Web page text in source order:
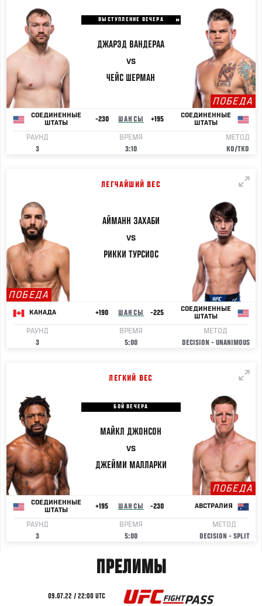
ВЫСТУПЛЕНИЕ ВЕЧЕРА
ДЖАРЭД ВАНДЕРАА
VS
ЧЕЙС ШЕРМАН
ПОБЕДА
СОЕДИНЕННЫЕ
ШТАТЫ
-230 ШАНСЫ +195
СОЕДИНЕННЫЕ
ШТАТЫ
РАУНД
3
ВРЕМЯ
3:10
МЕТОД
KO/TKO
ЛЕГЧАЙШИЙ ВЕС
ПОБЕДА
АЙМАНН ЗАХАБИ
VS
РИККИ ТУРСИОС
КАНАДА +190 ШАНСЫ -225
СОЕДИНЕННЫЕ
ШТАТЫ
РАУНД
3
ВРЕМЯ
5:00
МЕТОД
DECISION - UNANIMOUS
ЛЕГКИЙ ВЕС
БОЙ ВЕЧЕРА
МАЙКЛ ДЖОНСОН
VS
ДЖЕЙМИ МАЛЛАРКИ
ПОБЕДА
СОЕДИНЕННЫЕ
ШТАТЫ
+195 ШАНСЫ -230 АВСТРАЛИЯ
РАУНД
3
ВРЕМЯ
5:00
МЕТОД
DECISION - SPLIT
ПРЕЛИМЫ
09.07.22 / 22:00 UTC